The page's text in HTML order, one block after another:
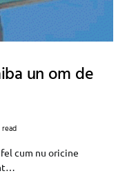
un om de
cum nu oricine